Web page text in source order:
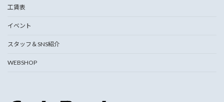
工賃表
イベント
スタッフ＆SNS紹介
WEBSHOP